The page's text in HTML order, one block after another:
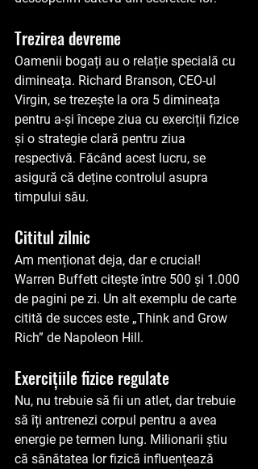
Trezirea devreme
Oamenii bogați au o relație specială cu
dimineața. Richard Branson, CEO-ul
Virgin, se trezește la ora 5 dimineața
pentru a-și începe ziua cu exerciții fizice
și o strategie clară pentru ziua
respectivă. Făcând acest lucru, se
asigură că deține controlul asupra
timpului său.
Cititul zilnic
Am menționat deja, dar e crucial!
Warren Buffett citește între 500 și 1.000
de pagini pe zi. Un alt exemplu de carte
citită de succes este „Think and Grow
Rich” de Napoleon Hill.
Exercițiile fizice regulate
Nu, nu trebuie să fii un atlet, dar trebuie
să îți antrenezi corpul pentru a avea
energie pe termen lung. Milionarii știu
că sănătatea lor fizică influențează